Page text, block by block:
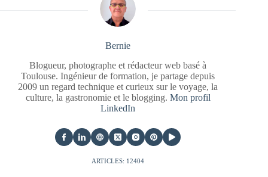
Bernie
Blogueur, photographe et rédacteur web basé à
Toulouse. Ingénieur de formation, je partage depuis
2009 un regard technique et curieux sur le voyage, la
culture, la gastronomie et le blogging. Mon profil
LinkedIn
ARTICLES: 12404